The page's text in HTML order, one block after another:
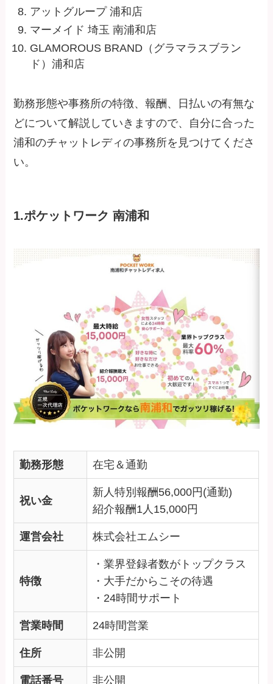
アットグループ 浦和店
マーメイド 埼玉 南浦和店
GLAMOROUS BRAND（グラマラスブラン
ド）浦和店
勤務形態や事務所の特徴、報酬、日払いの有無な
どについて解説していきますので、自分に合った
浦和のチャットレディの事務所を見つけてくださ
い。
1.ポケットワーク 南浦和
勤務形態 在宅＆通勤
祝い金
新人特別報酬56,000円(通勤)
紹介報酬1人15,000円
運営会社 株式会社エムシー
特徴
・業界登録者数がトップクラス
・大手だからこその待遇
・24時間サポート
営業時間 24時間営業
住所 非公開
電話番号 非公開